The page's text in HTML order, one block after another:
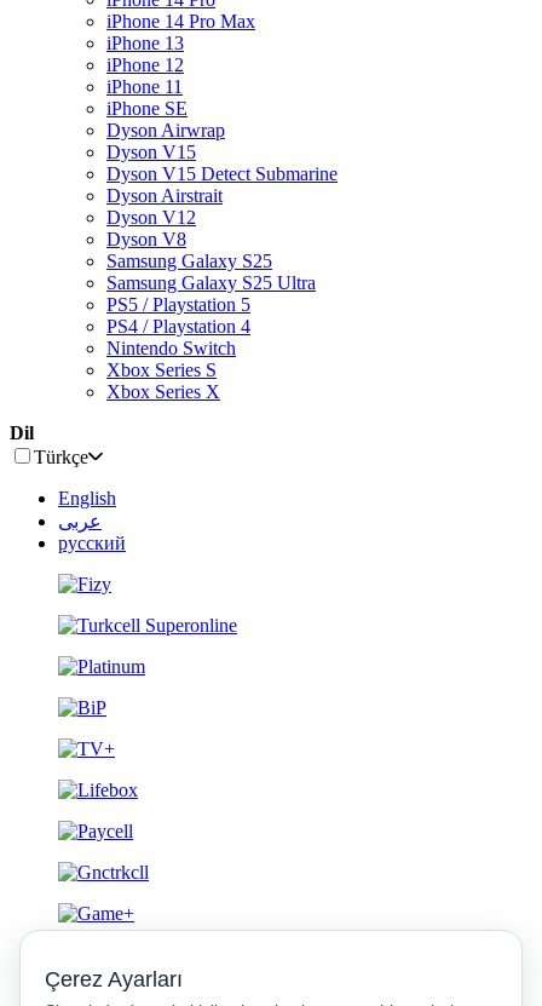
iPhone 14 Pro Max
iPhone 13
iPhone 12
iPhone 11
iPhone SE
Dyson Airwrap
Dyson V15
Dyson V15 Detect Submarine
Dyson Airstrait
Dyson V12
Dyson V8
Samsung Galaxy S25
Samsung Galaxy S25 Ultra
PS5 / Playstation 5
PS4 / Playstation 4
Nintendo Switch
Xbox Series S
Xbox Series X
Dil
Türkçe
English
عربى
русский